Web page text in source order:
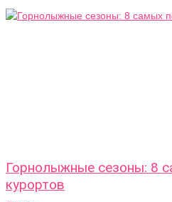
Горнолыжные сезоны: 8
курортов